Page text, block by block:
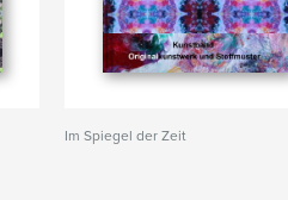
Im Spiegel der Zeit